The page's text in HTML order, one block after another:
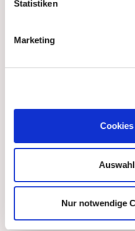
Statistiken
Marketing
Nur notwendige
UV-Strahlung (Nr. 5103
Selteneren
oder zur Krebsbildung
veränderungen durch
Gesundheitsdienst, in
in einem
andere Tätigkeit der